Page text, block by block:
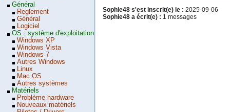
Sophie48 s'est inscrit(e) le : 2025-09-06
Sophie48 a écrit(e) : 1 messages
Général
Reglement
Général
Logiciel
OS : système d'exploitation
Windows XP
Windows Vista
Windows 7
Autres Windows
Linux
Mac OS
Autres systèmes
Matériels
Problème hardware
Nouveaux matériels